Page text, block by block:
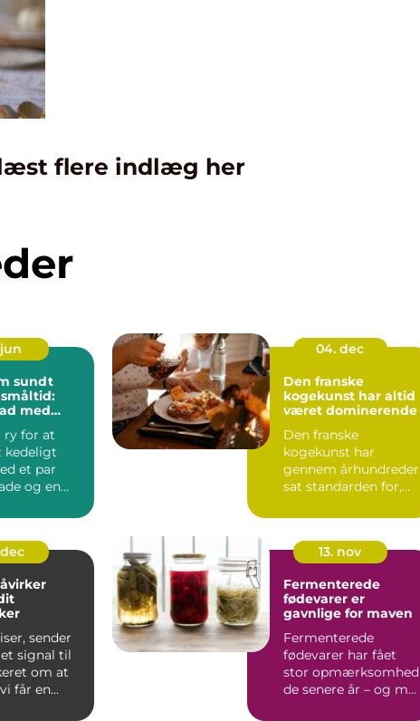
flere indlæg her
jun
sundt
med
ry for at
et par
og en
04. dec
Den franske
kogekunst har altid
været dominerende
Den franske
kogekunst har
gennem århundreder
sat standarden for,
mad, smag...
sender
signal til
om at
får en...
13. nov
Fermenterede
fødevarer er
gavnlige for maven
Fermenterede
fødevarer har fået
stor opmærksomhed
de senere år – og m...